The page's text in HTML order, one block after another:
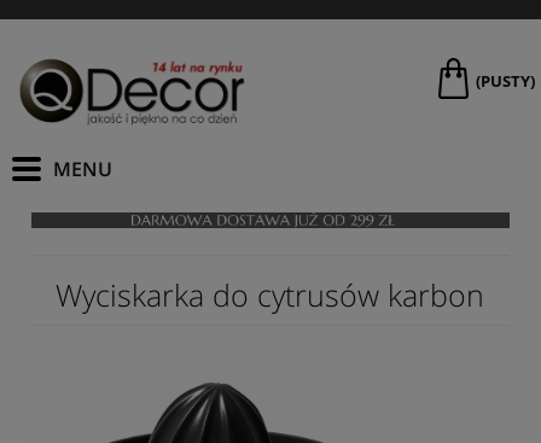
(PUSTY)
Wyciskarka do cytrusów karbon